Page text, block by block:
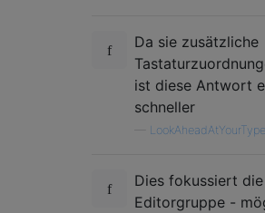
Da sie zusätzliche
ist diese Antwort
schneller
Dies fokussiert
Editorgruppe -